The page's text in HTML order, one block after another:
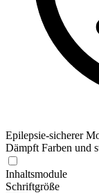
Epilepsie-sicherer
Dämpft Farben und
Inhaltsmodule
Schriftgröße